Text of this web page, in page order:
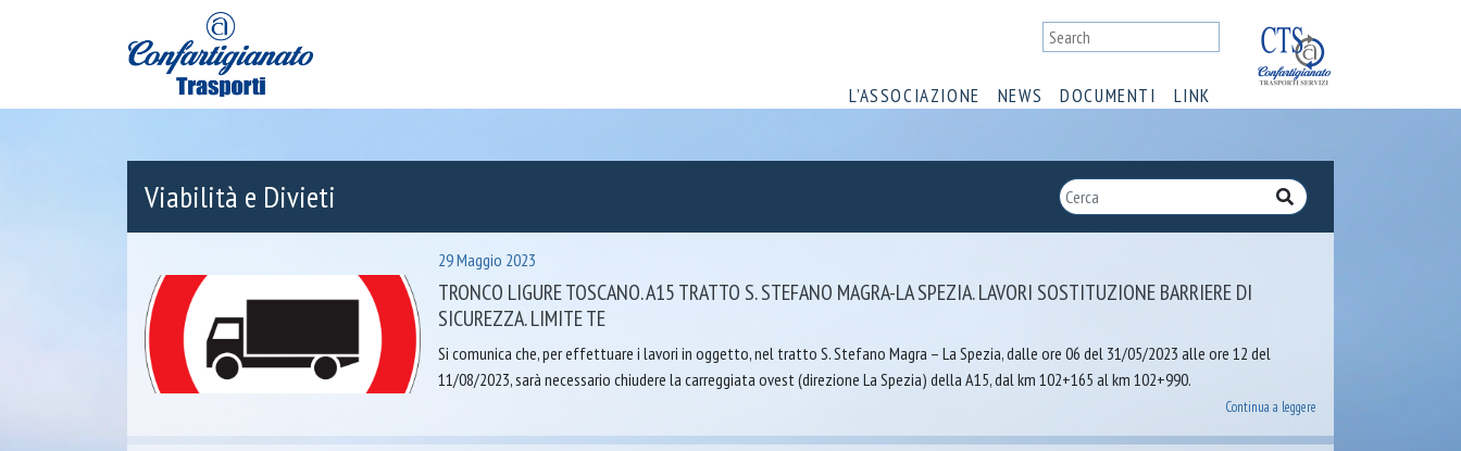
L’ASSOCIAZIONE NEWS DOCUMENTI LINK
Viabilità e Divieti
29 Maggio 2023
TRONCO LIGURE TOSCANO. A15 TRATTO S. STEFANO MAGRA-LA SPEZIA. LAVORI SOSTITUZIONE BARRIERE DI
SICUREZZA. LIMITE TE
Si comunica che, per effettuare i lavori in oggetto, nel tratto S. Stefano Magra – La Spezia, dalle ore 06 del 31/05/2023 alle ore 12 del
11/08/2023, sarà necessario chiudere la carreggiata ovest (direzione La Spezia) della A15, dal km 102+165 al km 102+990.
Continua a leggere